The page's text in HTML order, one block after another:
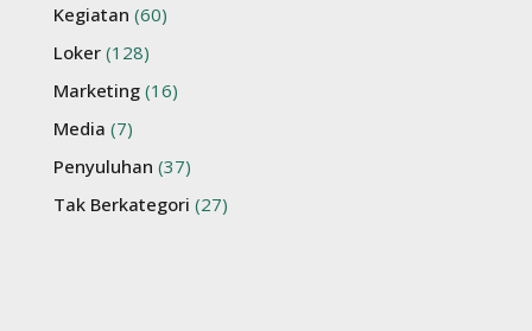
Kegiatan (60)
Loker (128)
Marketing (16)
Media (7)
Penyuluhan (37)
Tak Berkategori (27)